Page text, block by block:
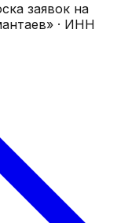
заявок на
· ИНН